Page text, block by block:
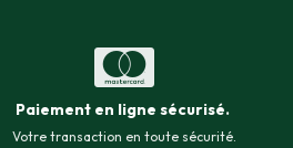
Paiement en ligne sécurisé.
Votre transaction en toute sécurité.